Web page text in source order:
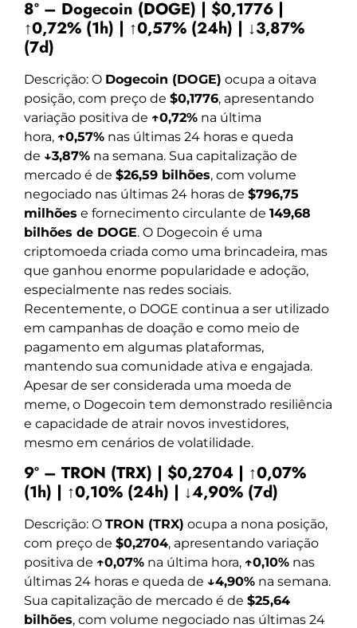
8º – Dogecoin (DOGE) | $0,1776 |
↑0,72% (1h) | ↑0,57% (24h) | ↓3,87%
(7d)
Descrição: O Dogecoin (DOGE) ocupa a oitava
posição, com preço de $0,1776, apresentando
variação positiva de ↑0,72% na última
hora, ↑0,57% nas últimas 24 horas e queda
de ↓3,87% na semana. Sua capitalização de
mercado é de $26,59 bilhões, com volume
negociado nas últimas 24 horas de $796,75
milhões e fornecimento circulante de 149,68
bilhões de DOGE. O Dogecoin é uma
criptomoeda criada como uma brincadeira, mas
que ganhou enorme popularidade e adoção,
especialmente nas redes sociais.
Recentemente, o DOGE continua a ser utilizado
em campanhas de doação e como meio de
pagamento em algumas plataformas,
mantendo sua comunidade ativa e engajada.
Apesar de ser considerada uma moeda de
meme, o Dogecoin tem demonstrado resiliência
e capacidade de atrair novos investidores,
mesmo em cenários de volatilidade.
9º – TRON (TRX) | $0,2704 | ↑0,07%
(1h) | ↑0,10% (24h) | ↓4,90% (7d)
Descrição: O TRON (TRX) ocupa a nona posição,
com preço de $0,2704, apresentando variação
positiva de ↑0,07% na última hora, ↑0,10% nas
últimas 24 horas e queda de ↓4,90% na semana.
Sua capitalização de mercado é de $25,64
bilhões, com volume negociado nas últimas 24